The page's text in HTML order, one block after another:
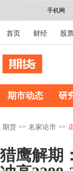
手机网
首页 财经 股
期市动态 研
期货 >> 名家论市 >>
猎鹰解期